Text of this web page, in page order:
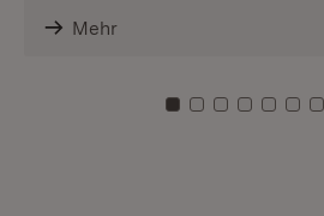
Mehr
Zu Kachel: 0
Zu Kachel: 1
ZuZuZuZu